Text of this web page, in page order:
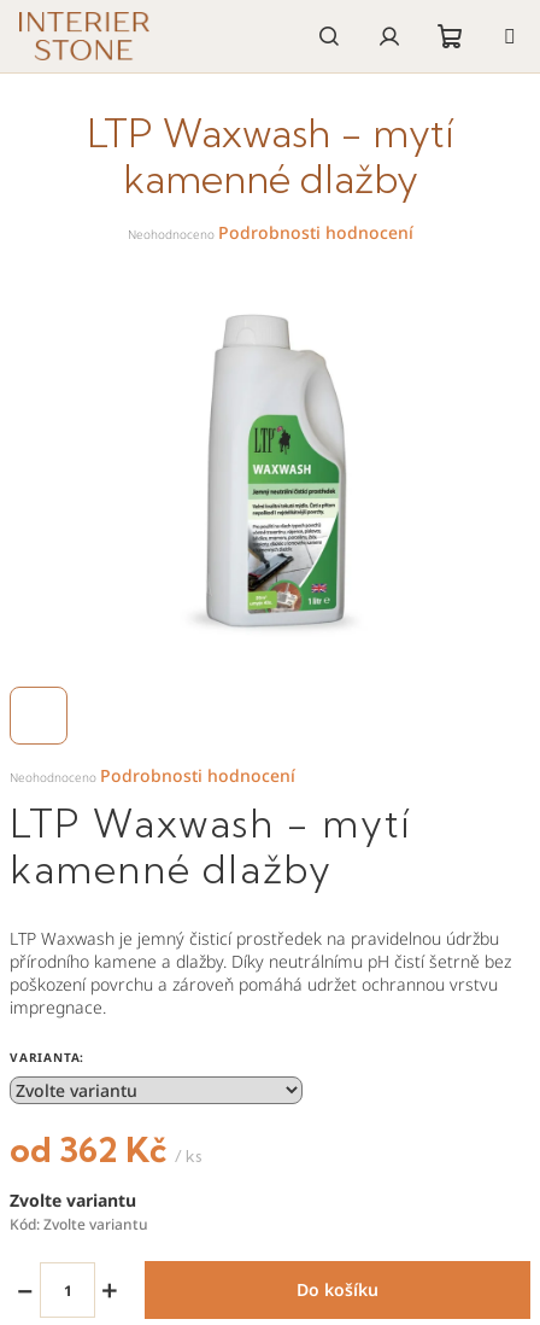
Přejít
obsah
HledatPřihlášení
košík
LTP Waxwash - mytí
kamenné dlažby
Průměrné
hodnocení
je
0,0
5
hvězdiček.
Neohodnoceno Podrobnosti hodnocení
LTP Waxwash je jemný čisticí prostředek na pravidelnou údržbu
přírodního kamene a dlažby. Díky neutrálnímu pH čistí šetrně bez
poškození povrchu a zároveň pomáhá udržet ochrannou vrstvu
impregnace.
VARIANTA:
od 362 Kč / ks
cena:
Zvolte variantu
Kód:Zvolte variantu
+
− Do košíku
LTP Waxwash - mytí
kamenné dlažby
Průměrné
hodnocení
Neohodnoceno Podrobnosti hodnocení